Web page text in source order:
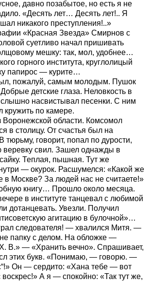
давно позабытое, но есть я не
«Десять лет… Десять лет!.. Я
никакого преступления!..»
«Красная Звезда» Смирнов с
суетливо начал пришивать
мешку: так, мол, удобнее…
горного института, круглолицый
папирос — курите…
пожалуй, самым молодым. Пушок
детские глаза. Неловкость в
насвистывал песенки. С ним
кружить по камере.
области. Комсомол
в столицу. От счастья был на
говорит, попал по дурости,
свил. Зашел однажды в
Теплая, пышная. Тут же
— окурок. Расшумелся: «Какой же
в Москве? За людей нас не считаете!»
книгу… Прошло около месяца.
в институте танцевал с любимой
дотанцевать. Увезли. Получил
агитацию в булочной»…
следователя! — хвалился Митя. —
папку с делом. На обложке —
В.» — «Хранить вечно». Спрашивает,
этих букв. «Понимаю, — говорю. —
Он — сердито: «Хана тебе — вот
воскрес!» А я — спокойно: «Так тут же,